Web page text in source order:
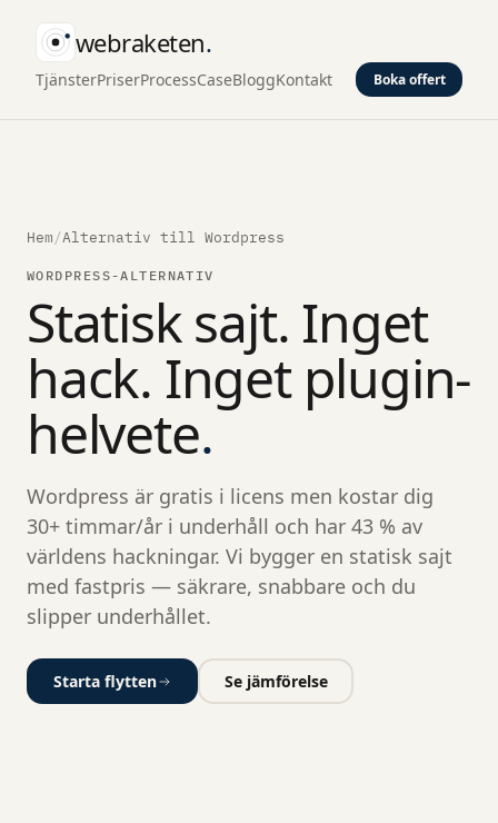
webraketen.
TjänsterPriserProcessCaseBloggKontakt Boka offert
Hem/Alternativ till Wordpress
WORDPRESS-ALTERNATIV
Statisk sajt. Inget
hack. Inget plugin-
helvete.
Wordpress är gratis i licens men kostar dig
30+ timmar/år i underhåll och har 43 % av
världens hackningar. Vi bygger en statisk sajt
med fastpris — säkrare, snabbare och du
slipper underhållet.
Starta flytten Se jämförelse